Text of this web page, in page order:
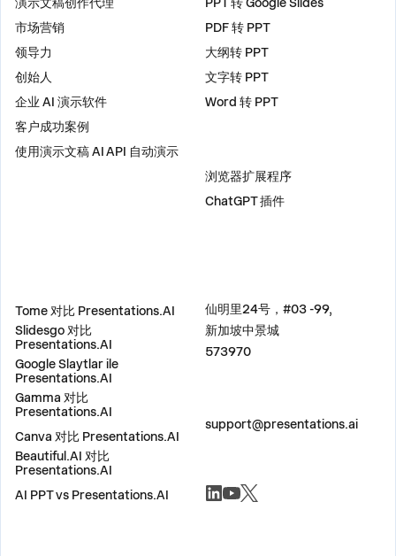
演示文稿创作代理
市场营销
领导力
创始人
企业 AI 演示软件
客户成功案例
使用演示文稿 AI API 自动演示
PPT 转 Google Slides
PDF 转 PPT
大纲转 PPT
文字转 PPT
Word 转 PPT
浏览器扩展程序
ChatGPT 插件
Tome 对比 Presentations.AI
Slidesgo 对比
Presentations.AI
Google Slaytlar ile
Presentations.AI
Gamma 对比
Presentations.AI
Canva 对比 Presentations.AI
Beautiful.AI 对比
Presentations.AI
AI PPT vs Presentations.AI
仙明里24号，#03 -99,
新加坡中景城
573970
support@presentations.ai